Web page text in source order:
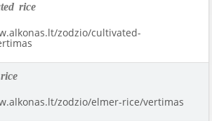
rice
zodzio/cultivated-
rice
zodzio/elmer-rice/vertimas